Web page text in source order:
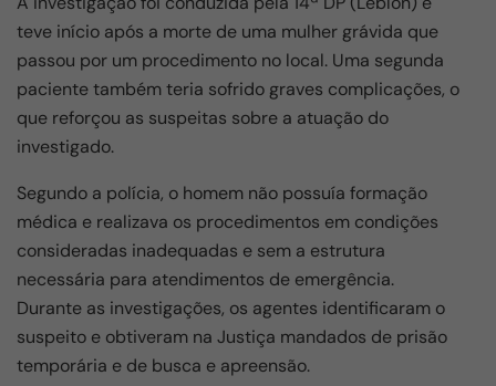
k
teve início após a morte de uma mulher grávida que
passou por um procedimento no local. Uma segunda
paciente também teria sofrido graves complicações, o
que reforçou as suspeitas sobre a atuação do
investigado.
Segundo a polícia, o homem não possuía formação
médica e realizava os procedimentos em condições
consideradas inadequadas e sem a estrutura
necessária para atendimentos de emergência.
Durante as investigações, os agentes identificaram o
suspeito e obtiveram na Justiça mandados de prisão
temporária e de busca e apreensão.